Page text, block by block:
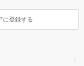
に登録する